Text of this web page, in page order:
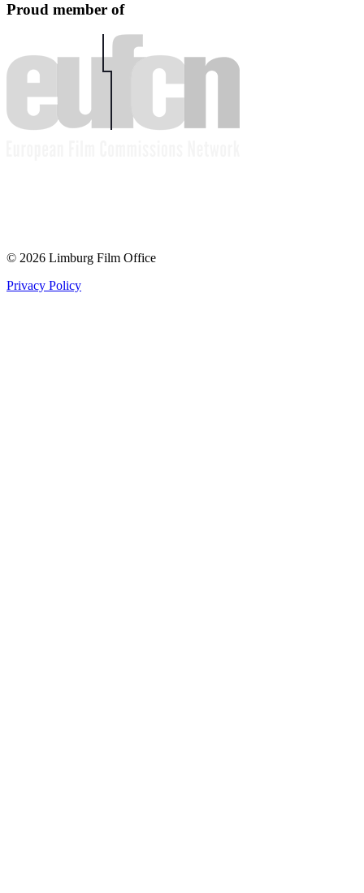
Proud member of
© 2026 Limburg Film Office
Privacy Policy